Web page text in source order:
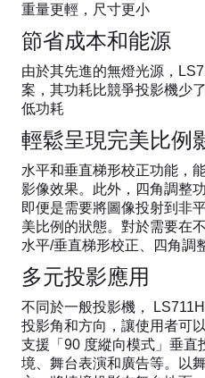
重量更輕，尺寸更小
節省成本和能源
由於其先進的無燈光源，
案，其功耗比競爭投影機少
低功耗
輕鬆呈現完美比例
水平和垂直梯形校正功能，
影像效果。此外，四角調整
即便是需要將圖像投射到非
美比例的狀態。對於需要在
水平/垂直梯形校正、四角調
多元投影應用
不同於一般投影機，
投影角和方向，讓使用者可
支援「90 度縱向模式」垂直
境、舞台表演和廣告等。以